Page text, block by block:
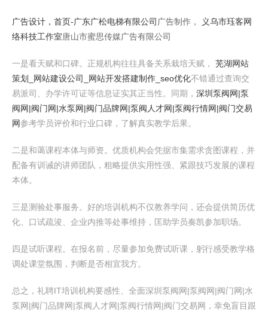
广告设计， 首页-广东广松电梯有限公司 广告制作，
义乌市珏客网
络科技工作室唐山市蜜思传媒广告有限公司
一是看天赋和口碑。正规机构往往具备关系栽培天赋， 芜湖网站
策划_网站建设公司_网站开发搭建制作_seo优化不错通过查询交
易派司、办学许可证等信息证实其正当性。同期， 深圳泵阀网|泵
阀网|阀门网|水泵网|阀门品牌网|泵阀人才网|泵阀行情网|阀门交易
网参考学员评价和行业口碑，了解真实教学后果。
二是和蔼课程本体与师资。优质机构会凭据市集需求贪图课程，并
配备有训诫的讲师团队，粗略提供实用性强、紧跟技巧发展的课程
本体。
三是测验处事服务。好的培训机构不仅教养学问，还会提供简历优
化、口试疏浚、企业内推等处事维持，匡助学员奏凯参加职场。
四是试听课程。在报名前，尽量参加免费试听课，躬行感受教学格
调处课堂氛围，判断是否相宜我方。
总之，礼聘IT培训机构要感性、全面深圳泵阀网|泵阀网|阀门网|水
泵网|阀门品牌网|泵阀人才网|泵阀行情网|阀门交易网，幸免盲目跟